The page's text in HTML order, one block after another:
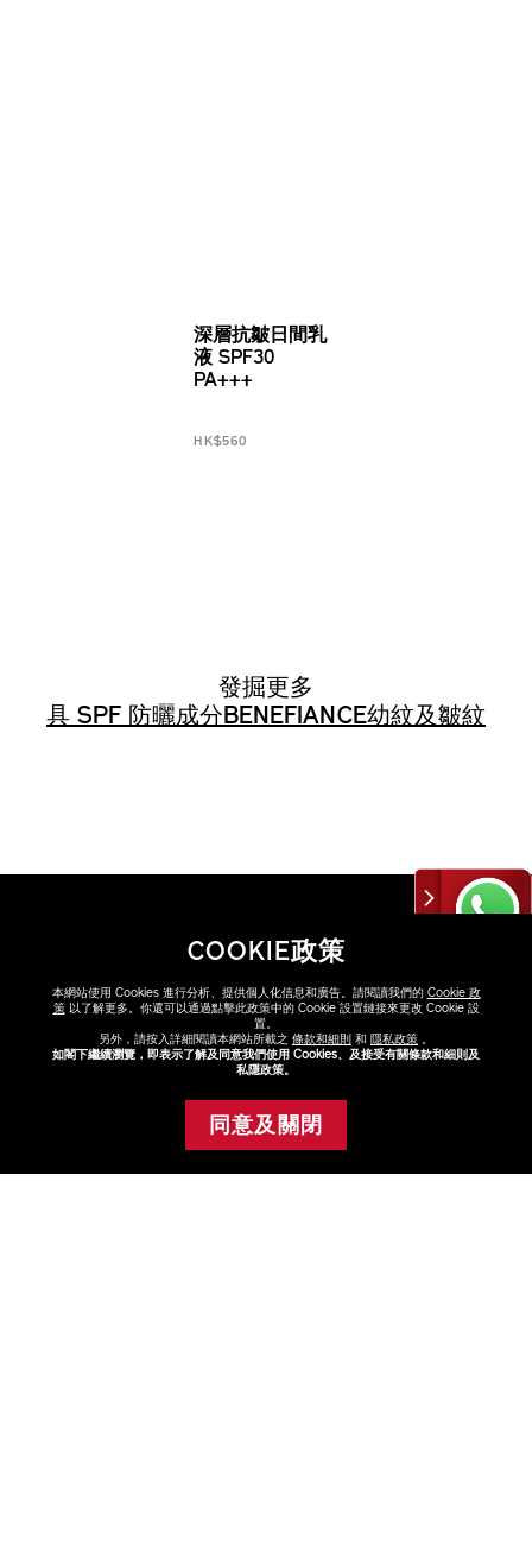
深層抗皺日間乳
液 SPF30
PA+++
HK$560
發掘更多
具 SPF 防曬成分BENEFIANCE幼紋及皺紋
COOKIE政策
本網站使用 Cookies 進行分析、提供個人化信息和廣告。請閱讀我們的 Cookie 政
策以了解更多。你還可以通過點擊此政策中的 Cookie 設置鏈接來更改 Cookie 設
置。
另外，請按入詳細閱讀本網站所載之 條款和細則 和 隱私政策 。
如閣下繼續瀏覽，即表示了解及同意我們使用 Cookies、及接受有關條款和細則及
私隱政策。
同意及關閉
FAQ
點擊FAQ了解更多
查看